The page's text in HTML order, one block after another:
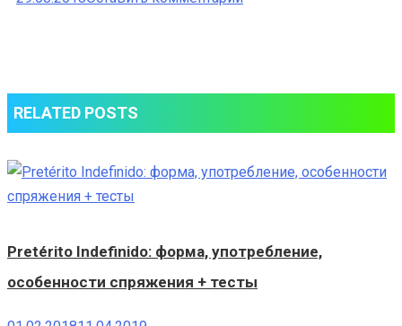
Boutique
RELATED POSTS
Pretérito Indefinido: форма, употребление,
особенности спряжения + тесты